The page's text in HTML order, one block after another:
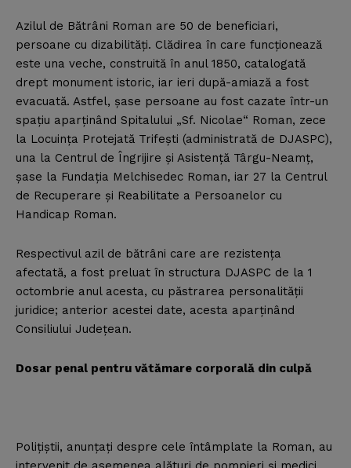
Azilul de Bătrâni Roman are 50 de beneficiari,
persoane cu dizabilităţi. Clădirea în care funcţionează
este una veche, construită în anul 1850, catalogată
drept monument istoric, iar ieri după-amiază a fost
evacuată. Astfel, şase persoane au fost cazate într-un
spaţiu aparţinând Spitalului „Sf. Nicolae“ Roman, zece
la Locuinţa Protejată Trifeşti (administrată de DJASPC),
una la Centrul de Îngrijire şi Asistenţă Târgu-Neamţ,
şase la Fundaţia Melchisedec Roman, iar 27 la Centrul
de Recuperare şi Reabilitate a Persoanelor cu
Handicap Roman.
Respectivul azil de bătrâni care are rezistenţa
afectată, a fost preluat în structura DJASPC de la 1
octombrie anul acesta, cu păstrarea personalităţii
juridice; anterior acestei date, acesta aparţinând
Consiliului Judeţean.
Dosar penal pentru vătămare corporală din culpă
Poliţiştii, anunţaţi despre cele întâmplate la Roman, au